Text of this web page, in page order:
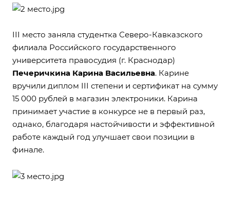
III место заняла студентка Северо-Кавказского
филиала Российского государственного
университета правосудия (г. Краснодар)
Печеричкина Карина Васильевна. Карине
вручили диплом III степени и сертификат на сумму
15 000 рублей в магазин электроники. Карина
принимает участие в конкурсе не в первый раз,
однако, благодаря настойчивости и эффективной
работе каждый год улучшает свои позиции в
финале.